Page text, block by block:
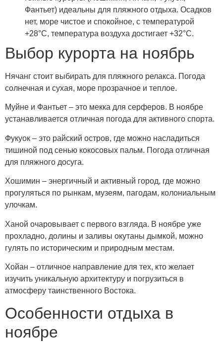
Фантьет) идеальны для пляжного отдыха. Осадков
нет, море чистое и спокойное, с температурой
+28°C, температура воздуха достигает +32°C.
Выбор курорта на ноябрь
Нячанг стоит выбирать для пляжного релакса. Погода
солнечная и сухая, море прозрачное и теплое.
Муйне и Фантьет – это мекка для серферов. В ноябре
устанавливается отличная погода для активного спорта.
Фукуок – это райский остров, где можно насладиться
тишиной под сенью кокосовых пальм. Погода отличная
для пляжного досуга.
Хошимин – энергичный и активный город, где можно
прогуляться по рынкам, музеям, пагодам, колониальным
улочкам.
Ханой очаровывает с первого взгляда. В ноябре уже
прохладно, долины и заливы окутаны дымкой, можно
гулять по историческим и природным местам.
Хойан – отличное направление для тех, кто желает
изучить уникальную архитектуру и погрузиться в
атмосферу таинственного Востока.
Особенности отдыха в
ноябре